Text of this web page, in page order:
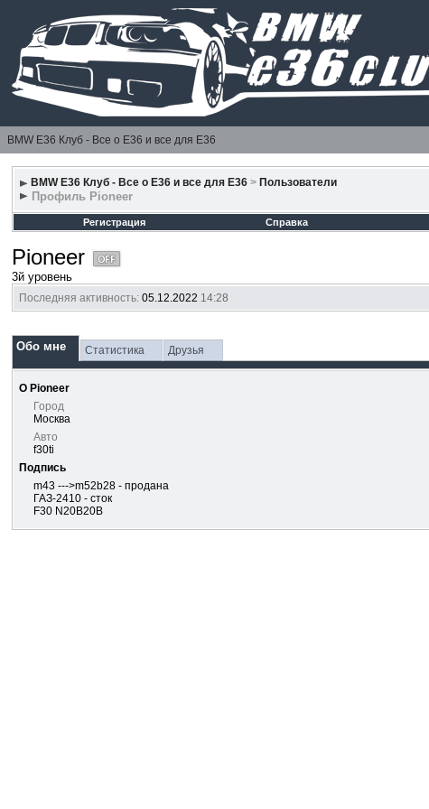
BMW E36 Клуб - Все о Е36 и все для Е36
BMW E36 Клуб - Все о Е36 и все для Е36 > Пользователи
Профиль Pioneer
Регистрация Справка
Pioneer
3й уровень
Последняя активность: 05.12.2022 14:28
Обо мне Статистика Друзья
О Pioneer
Город
Москва
Авто
f30ti
Подпись
m43 --->m52b28 - продана
ГАЗ-2410 - сток
F30 N20B20B